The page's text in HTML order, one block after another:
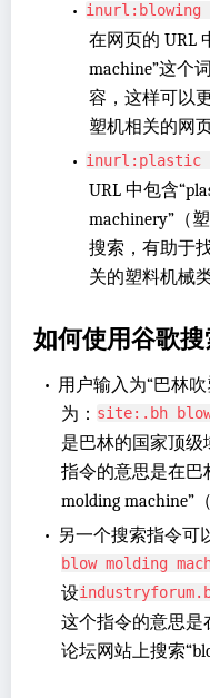
• inurl:blowing
在网页的 URL
machine”这个
容，这样可以
塑机相关的网页
• inurl:plastic
URL 中包含
machinery”（
搜索，有助于
关的塑料机械
如何使用谷歌
• 用户输入为“巴林
为： site:.bh blow
是巴林的国家顶级
指令的意思是在巴
molding machine”
• 另一个搜索指令可
blow molding
设
这个指令的意思是
论坛网站上搜索